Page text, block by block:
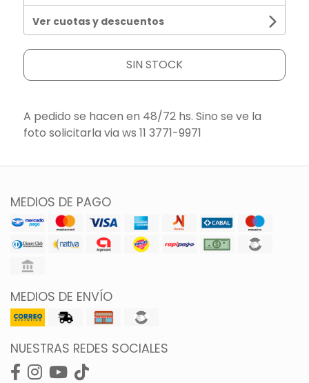
Ver cuotas y descuentos
SIN STOCK
A pedido se hacen en 48/72 hs. Sino se ve la
foto solicitarla via ws 11 3771-9971
MEDIOS DE PAGO
MEDIOS DE ENVÍO
NUESTRAS REDES SOCIALES